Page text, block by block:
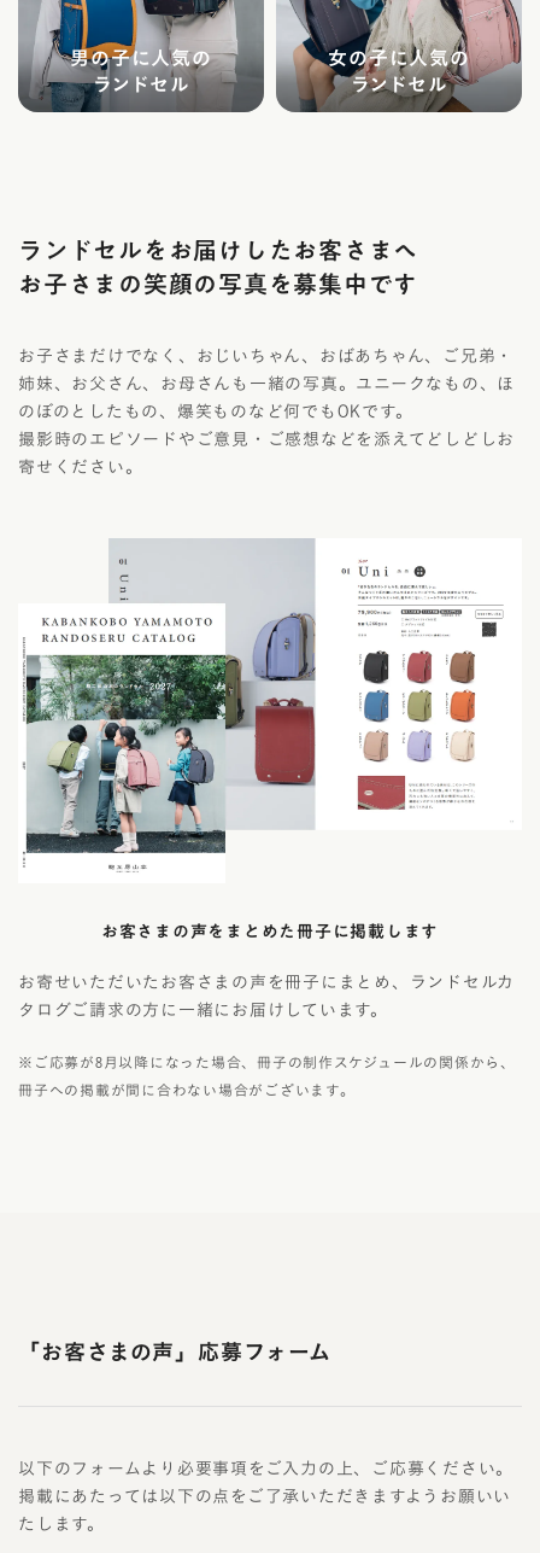
男の子に人気の
ランドセル
女の子に人気の
ランドセル
ランドセルをお届けしたお客さまへ
お子さまの笑顔の写真を募集中です
お子さまだけでなく、おじいちゃん、おばあちゃん、ご兄弟・
姉妹、お父さん、お母さんも一緒の写真。ユニークなもの、ほ
のぼのとしたもの、爆笑ものなど何でもOKです。
撮影時のエピソードやご意見・ご感想などを添えてどしどしお
寄せください。
お客さまの声をまとめた冊子に掲載します
お寄せいただいたお客さまの声を冊子にまとめ、ランドセルカ
タログご請求の方に一緒にお届けしています。
※ご応募が8月以降になった場合、冊子の制作スケジュールの関係から、
冊子への掲載が間に合わない場合がございます。
「お客さまの声」応募フォーム
以下のフォームより必要事項をご入力の上、ご応募ください。
掲載にあたっては以下の点をご了承いただきますようお願いい
たします。